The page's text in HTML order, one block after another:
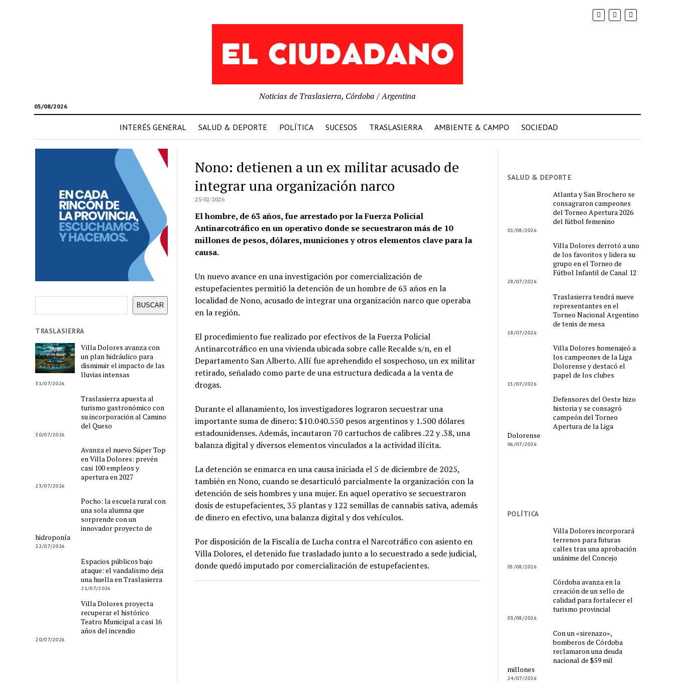
05/08/2026
Noticias de Traslasierra, Córdoba / Argentina
INTERÉS GENERAL SALUD & DEPORTE POLÍTICA SUCESOS TRASLASIERRA AMBIENTE & CAMPO SOCIEDAD
BUSCAR
TRASLASIERRA
Villa Dolores avanza con
un plan hidráulico para
disminuir el impacto de las
lluvias intensas
31/07/2026
Traslasierra apuesta al
turismo gastronómico con
su incorporación al Camino
del Queso
30/07/2026
Avanza el nuevo Súper Top
en Villa Dolores: prevén
casi 100 empleos y
apertura en 2027
23/07/2026
Pocho: la escuela rural con
una sola alumna que
sorprende con un
innovador proyecto de
hidroponía
22/07/2026
Espacios públicos bajo
ataque: el vandalismo deja
una huella en Traslasierra
21/07/2026
Villa Dolores proyecta
recuperar el histórico
Teatro Municipal a casi 16
años del incendio
20/07/2026
Nono: detienen a un ex militar acusado de
integrar una organización narco
25/02/2026
El hombre, de 63 años, fue arrestado por la Fuerza Policial
Antinarcotráfico en un operativo donde se secuestraron más de 10
millones de pesos, dólares, municiones y otros elementos clave para la
causa.
Un nuevo avance en una investigación por comercialización de
estupefacientes permitió la detención de un hombre de 63 años en la
localidad de Nono, acusado de integrar una organización narco que operaba
en la región.
El procedimiento fue realizado por efectivos de la Fuerza Policial
Antinarcotráfico en una vivienda ubicada sobre calle Recalde s/n, en el
Departamento San Alberto. Allí fue aprehendido el sospechoso, un ex militar
retirado, señalado como parte de una estructura dedicada a la venta de
drogas.
Durante el allanamiento, los investigadores lograron secuestrar una
importante suma de dinero: $10.040.550 pesos argentinos y 1.500 dólares
estadounidenses. Además, incautaron 70 cartuchos de calibres .22 y .38, una
balanza digital y diversos elementos vinculados a la actividad ilícita.
La detención se enmarca en una causa iniciada el 5 de diciembre de 2025,
también en Nono, cuando se desarticuló parcialmente la organización con la
detención de seis hombres y una mujer. En aquel operativo se secuestraron
dosis de estupefacientes, 35 plantas y 122 semillas de cannabis sativa, además
de dinero en efectivo, una balanza digital y dos vehículos.
Por disposición de la Fiscalía de Lucha contra el Narcotráfico con asiento en
Villa Dolores, el detenido fue trasladado junto a lo secuestrado a sede judicial,
donde quedó imputado por comercialización de estupefacientes.
SALUD & DEPORTE
Atlanta y San Brochero se
consagraron campeones
del Torneo Apertura 2026
del fútbol femenino
01/08/2026
Villa Dolores derrotó a uno
de los favoritos y lidera su
grupo en el Torneo de
Fútbol Infantil de Canal 12
28/07/2026
Traslasierra tendrá nueve
representantes en el
Torneo Nacional Argentino
de tenis de mesa
18/07/2026
Villa Dolores homenajeó a
los campeones de la Liga
Dolorense y destacó el
papel de los clubes
15/07/2026
Defensores del Oeste hizo
historia y se consagró
campeón del Torneo
Apertura de la Liga
Dolorense
06/07/2026
POLÍTICA
Villa Dolores incorporará
terrenos para futuras
calles tras una aprobación
unánime del Concejo
05/08/2026
Córdoba avanza en la
creación de un sello de
calidad para fortalecer el
turismo provincial
03/08/2026
Con un «sirenazo»,
bomberos de Córdoba
reclamaron una deuda
nacional de $59 mil
millones
24/07/2026